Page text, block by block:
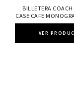
BILLETERA COACH
CASE CAFE
VER